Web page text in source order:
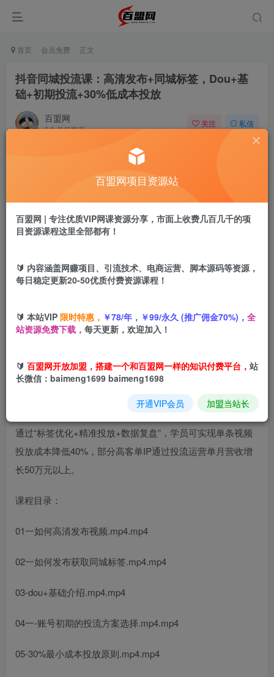
首页 会员免费 正文
抖音同城投流课：高清发布+同城标签，Dou+基
础+初期投流+30%低成本投放
百盟网
9个月前更新
关注 私信
盟币9.9
立即购买
本课程为高客单同城IP投流运营课，聚焦“流量获取-精准投
放-转化提升”全链路，涵盖三大核心模块：
通过“标签优化+精准投放+数据复盘”，学员可实现单条视频
投放成本降低40%，部分高客单IP通过投流运营单月营收增
长50万元以上。
课程目录：
01一如何高清发布视频.mp4.mp4
02一如何发布获取同城标签.mp4.mp4
03-dou+基础介绍.mp4.mp4
04一-账号初期的投流方案选择.mp4.mp4
05-30%最小成本投放原则.mp4.mp4
百盟网项目资源站
百盟网 | 专注优质VIP网课资源分享，市面上收费几百几千的项
目资源课程这里全部都有！
🔰 内容涵盖网赚项目、引流技术、电商运营、脚本源码等资源，
每日稳定更新20-50优质付费资源课程！
🔰 本站VIP 限时特惠， ￥78/年，￥99/永久 (推广佣金70%)， 全
站资源免费下载， 每天更新，欢迎加入！
🔰 百盟网开放加盟，搭建一个和百盟网一样的知识付费平台， 站
长微信：baimeng1699 baimeng1698
开通VIP会员 加盟当站长